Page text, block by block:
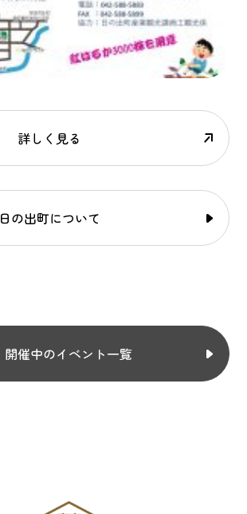
詳しく見る
日の出町について
開催中のイベント一覧